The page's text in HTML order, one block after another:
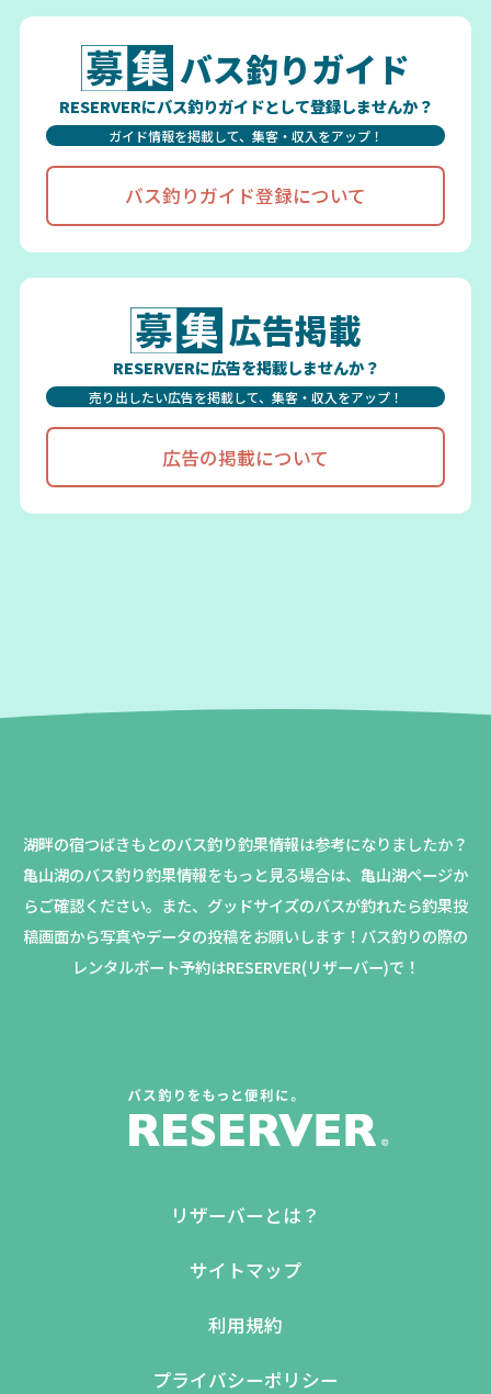
バス釣りガイド
RESERVERにバス釣りガイドとして登録しませんか？
ガイド情報を掲載して、集客・収入をアップ！
バス釣りガイド登録について
広告掲載
RESERVERに広告を掲載しませんか？
売り出したい広告を掲載して、集客・収入をアップ！
広告の掲載について
湖畔の宿つばきもとのバス釣り釣果情報は参考になりましたか？
亀山湖のバス釣り釣果情報をもっと見る場合は、亀山湖ページか
らご確認ください。 また、グッドサイズのバスが釣れたら釣果投
稿画面から写真やデータの投稿をお願いします！バス釣りの際の
レンタルボート予約はRESERVER(リザーバー)で！
リザーバーとは？
サイトマップ
利用規約
プライバシーポリシー